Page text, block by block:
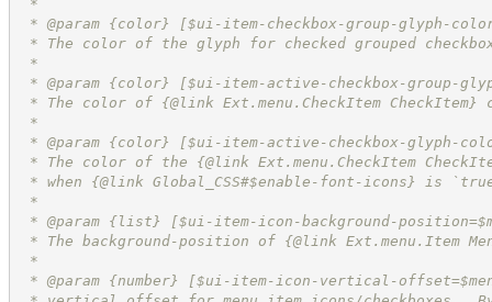
*
* @param {color} [$ui-item-checkbox-group-glyph-
* The color of the glyph for checked grouped
*
* @param {color} [$ui-item-active-checkbox-group-
* The color of {@link Ext.menu.CheckItem
*
* @param {color} [$ui-item-active-checkbox-glyph-
* The color of the {@link Ext.menu.CheckItem
* when {@link Global_CSS#$enable-font-icons} is
*
* @param {list} [$ui-item-icon-background-
* The background-position of {@link Ext.menu.Item
*
* @param {number} [$ui-item-icon-vertical-